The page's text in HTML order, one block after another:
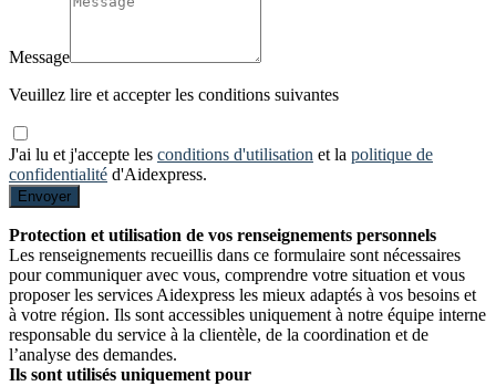
Message
Veuillez lire et accepter les conditions suivantes
J'ai lu et j'accepte les conditions d'utilisation et la politique de
confidentialité d'Aidexpress.
Envoyer
Protection et utilisation de vos renseignements personnels
Les renseignements recueillis dans ce formulaire sont nécessaires
pour communiquer avec vous, comprendre votre situation et vous
proposer les services Aidexpress les mieux adaptés à vos besoins et
à votre région. Ils sont accessibles uniquement à notre équipe interne
responsable du service à la clientèle, de la coordination et de
l’analyse des demandes.
Ils sont utilisés uniquement pour